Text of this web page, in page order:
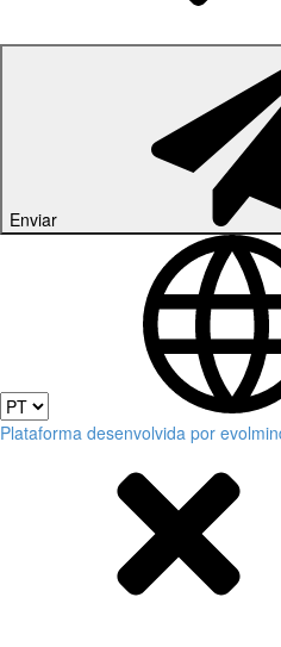
Enviar
Plataforma desenvolvida por